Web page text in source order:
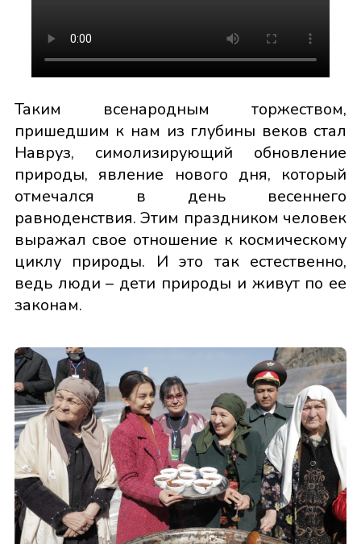
Таким всенародным торжеством,
пришедшим к нам из глубины веков стал
Навруз, симолизирующий обновление
природы, явление нового дня, который
отмечался в день весеннего
равноденствия. Этим праздником человек
выражал свое отношение к космическому
циклу природы. И это так естественно,
ведь люди – дети природы и живут по ее
законам.